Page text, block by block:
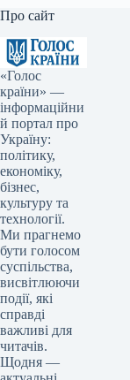
Про сайт
«Голос
країни» —
інформаційни
й портал про
Україну:
політику,
економіку,
бізнес,
культуру та
технології.
Ми прагнемо
бути голосом
суспільства,
висвітлюючи
події, які
справді
важливі для
читачів.
Щодня —